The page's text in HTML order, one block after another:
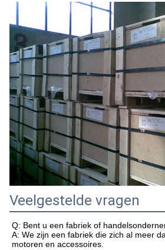
Veelgestelde vragen
Q: Bent u een fabriek of
A: We zijn een fabriek die zich al meer
motoren en accessoires.